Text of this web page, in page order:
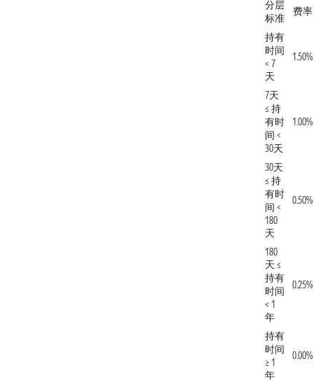
分层
标准
费率
持有
时间
< 7
天
1.50%
7天
≤ 持
有时
间 <
30天
1.00%
30天
≤ 持
有时
间 <
180
天
0.50%
180
天 ≤
持有
时间
< 1
年
0.25%
持有
时间
≥ 1
年
0.00%